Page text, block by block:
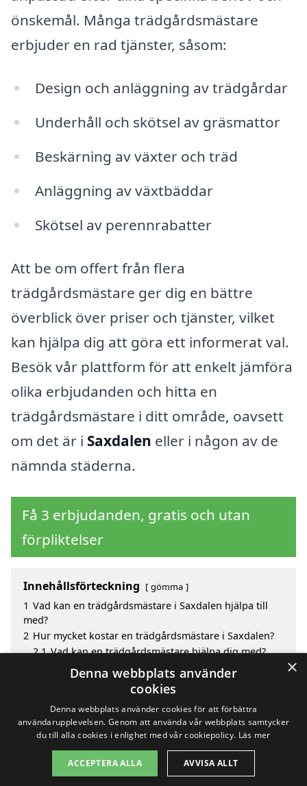
önskemål. Många trädgårdsmästare
erbjuder en rad tjänster, såsom:
Design och anläggning av trädgårdar
Underhåll och skötsel av gräsmattor
Beskärning av växter och träd
Anläggning av växtbäddar
Skötsel av perennrabatter
Att be om offert från flera
trädgårdsmästare ger dig en bättre
överblick över priser och tjänster, vilket
kan hjälpa dig att göra ett informerat val.
Besök vår plattform för att enkelt jämföra
olika erbjudanden och hitta en
trädgårdsmästare i ditt område, oavsett
om det är i Saxdalen eller i någon av de
nämnda städerna.
Få 3 erbjudanden, gratis och utan
förpliktelser
Innehållsförteckning gömma
1 Vad kan en trädgårdsmästare i Saxdalen hjälpa till
med?
2 Hur mycket kostar en trädgårdsmästare i Saxdalen?
2.1 Vad kan en trädgårdsmästare hjälpa dig med?
Fördelar med att välja trädgårdsmästare i Saxdalen
Sök efter en skicklig trädgårdsmästare i de
omgivande städerna Saxdalen
Copyright 2026 - Pilanto Aps
×
Denna webbplats använder
cookies
Denna webbplats använder cookies för att förbättra
användarupplevelsen. Genom att använda vår webbplats samtycker
du till alla cookies i enlighet med vår cookiepolicy. Läs mer
ACCEPTERA ALLA AVVISA ALLT